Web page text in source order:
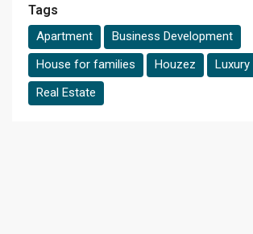
Tags
Apartment
Business Development
House for families
Houzez
Luxury
Real Estate